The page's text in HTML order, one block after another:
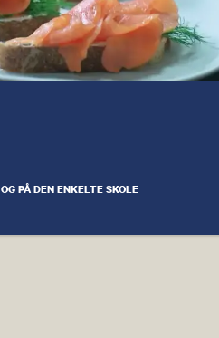
PÅ DEN ENKELTE SKOLE